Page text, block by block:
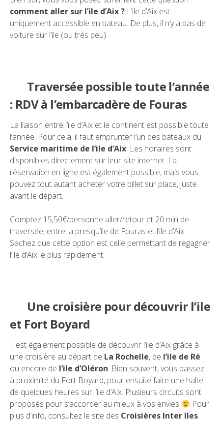
comment aller sur l’ile d’Aix ? L’ile d’Aix est
uniquement accessible en bateau. De plus, il n’y a pas de
voiture sur l’ile (ou très peu).
Traversée possible toute l’année
: RDV à l’embarcadère de Fouras
La liaison entre l’ile d’Aix et le continent est possible toute
l’année. Pour cela, il faut emprunter l’un des bateaux du
Service maritime de l’ile d’Aix. Les horaires sont
disponibles directement sur leur site internet. La
réservation en ligne est également possible, mais vous
pouvez tout autant acheter votre billet sur place, juste
avant le départ.
Comptez 15,50€/personne aller/retour et 20 min de
traversée, entre la presqu’ile de Fouras et l’ile d’Aix.
Sachez que cette option est celle permettant de regagner
l’ile d’Aix le plus rapidement.
Une croisière pour découvrir l’ile
et Fort Boyard
Il est également possible de découvrir l’ile d’Aix grâce à
une croisière au départ de La Rochelle, de l’ile de Ré
ou encore de l’ile d’Oléron. Bien souvent, vous passez
à proximité du Fort Boyard, pour ensuite faire une halte
de quelques heures sur l’ile d’Aix. Plusieurs circuits sont
proposés pour s’accorder au mieux à vos envies
Pour
plus d’info, consultez le site des Croisières Inter Iles.